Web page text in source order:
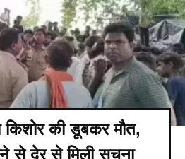
की डूबकर मौत,
से देर से मिली सूचना